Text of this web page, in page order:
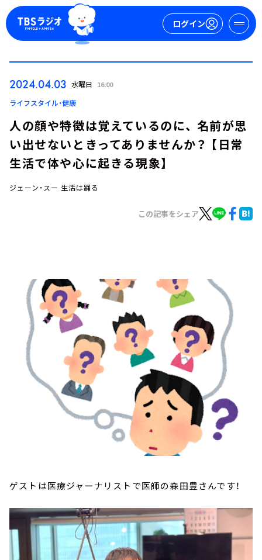
ログイン
ログイン
イベント・グッズ
YouTube
会社情報
2024.04.03 水曜日 16:00
ライフスタイル・健康
人の顔や特徴は覚えているのに、 名前が思
い出せないときってありませんか？ 【日常
生活で体や心に起きる現象】
ジェーン・スー 生活は踊る
この記事をシェア
ゲストは医療ジャーナリストで医師の森田豊さんです！